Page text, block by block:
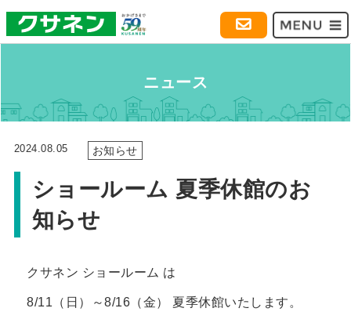
ニュース
2024.08.05 お知らせ
ショールーム 夏季休館のお
知らせ
クサネン ショールーム は
8/11（日）～8/16（金） 夏季休館いたします。